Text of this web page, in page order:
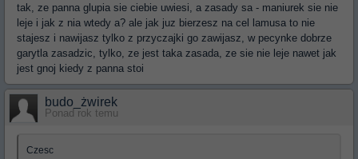
tak, ze panna glupia sie ciebie uwiesi, a zasady sa - maniurek sie nie
leje i jak z nia wtedy a? ale jak juz bierzesz na cel lamusa to nie
stajesz i nawijasz tylko z przyczajki go zawijasz, w pecynke dobrze
garytla zasadzic, tylko, ze jest taka zasada, ze sie nie leje nawet jak
jest gnoj kiedy z panna stoi
budo_żwirek
Ponad rok temu
Czesc